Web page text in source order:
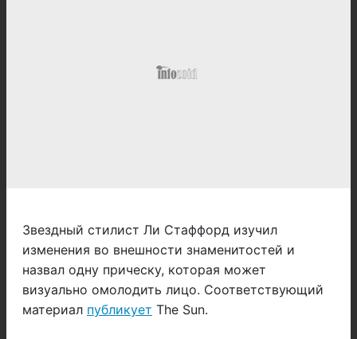
Звездный стилист Ли Стаффорд изучил
изменения во внешности знаменитостей и
назвал одну прическу, которая может
визуально омолодить лицо. Соответствующий
материал публикует The Sun.